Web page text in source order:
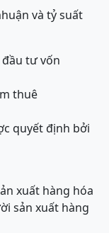
và tỷ suất
đầu tư vốn
thuê
quyết định bởi
xuất hàng hóa
sản xuất hàng